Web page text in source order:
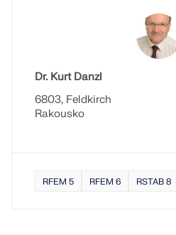
Dr. Kurt Danzl
6803, Feldkirch
Rakousko
RFEM 5 RFEM 6 RSTAB 8